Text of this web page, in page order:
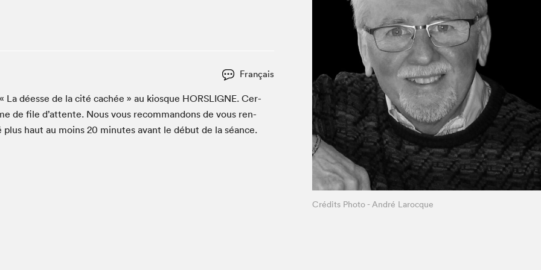
Le Salon dans ta classe
Liseur Public
Matinées scolaires Hydro-Québec
À propos du Salon
Liste des exposant·e·s
Liste des auteur·rice·s
Français
déesse de la cité cachée » au kiosque HORSLIGNE. Cer­
de file d’at­tente. Nous vous recom­man­dons de vous ren­
plus haut au moins 20 min­utes avant le début de la séance.
Crédits Photo - André Larocque